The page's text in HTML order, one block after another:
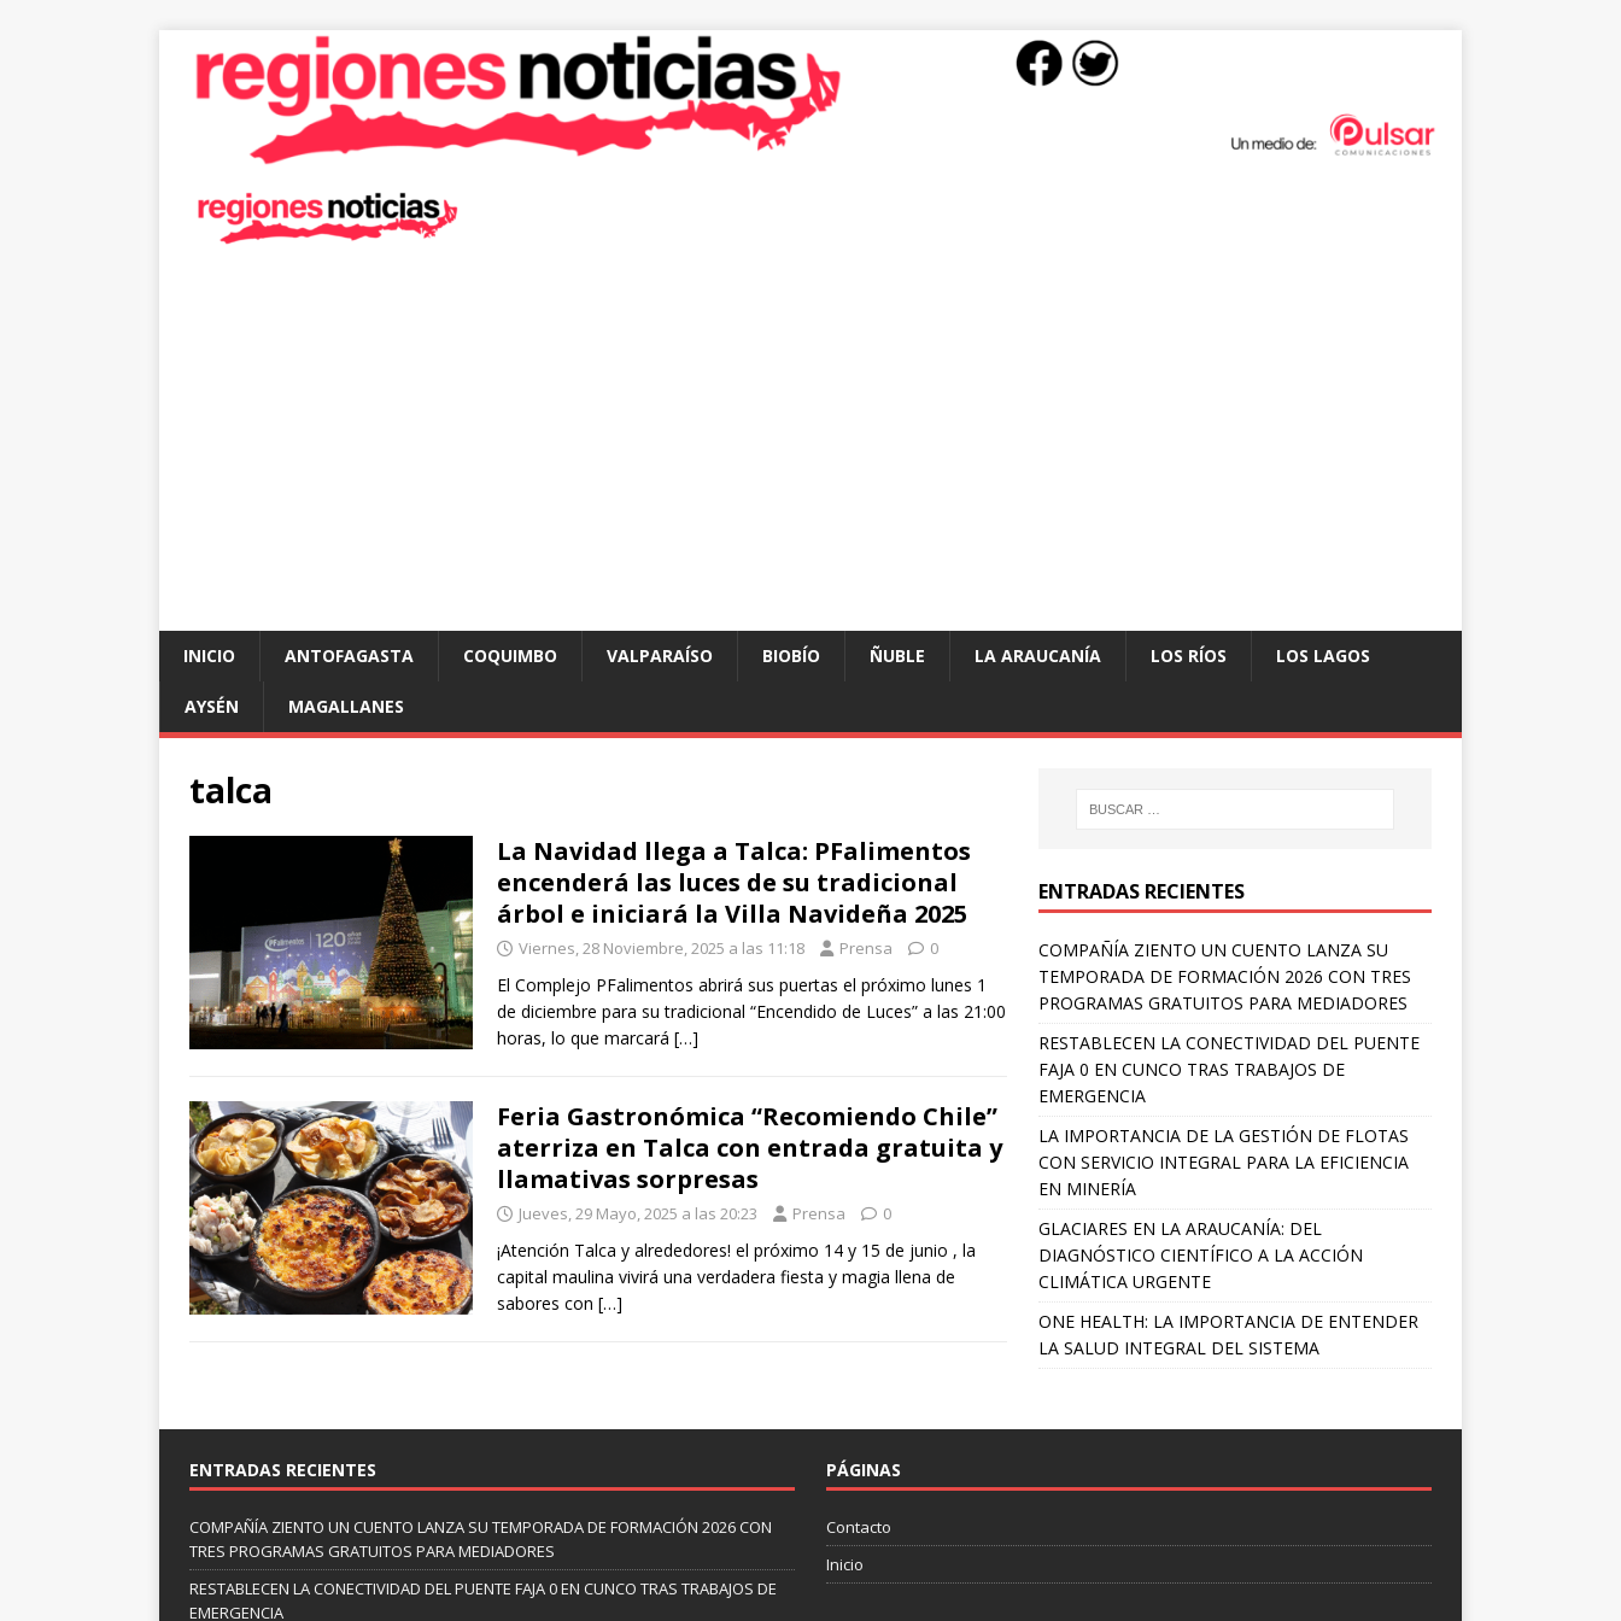
INICIO ANTOFAGASTA COQUIMBO VALPARAÍSO BIOBÍO ÑUBLE LA ARAUCANÍA LOS RÍOS LOS LAGOS
AYSÉN MAGALLANES
talca
La Navidad llega a Talca: PFalimentos
encenderá las luces de su tradicional
árbol e iniciará la Villa Navideña 2025
Viernes, 28 Noviembre, 2025 a las 11:18 Prensa 0
El Complejo PFalimentos abrirá sus puertas el próximo lunes 1
de diciembre para su tradicional “Encendido de Luces” a las 21:00
horas, lo que marcará […]
Feria Gastronómica “Recomiendo Chile”
aterriza en Talca con entrada gratuita y
llamativas sorpresas
Jueves, 29 Mayo, 2025 a las 20:23 Prensa 0
¡Atención Talca y alrededores! el próximo 14 y 15 de junio , la
capital maulina vivirá una verdadera fiesta y magia llena de
sabores con […]
ENTRADAS RECIENTES
COMPAÑÍA ZIENTO UN CUENTO LANZA SU
TEMPORADA DE FORMACIÓN 2026 CON TRES
PROGRAMAS GRATUITOS PARA MEDIADORES
RESTABLECEN LA CONECTIVIDAD DEL PUENTE
FAJA 0 EN CUNCO TRAS TRABAJOS DE
EMERGENCIA
LA IMPORTANCIA DE LA GESTIÓN DE FLOTAS
CON SERVICIO INTEGRAL PARA LA EFICIENCIA
EN MINERÍA
GLACIARES EN LA ARAUCANÍA: DEL
DIAGNÓSTICO CIENTÍFICO A LA ACCIÓN
CLIMÁTICA URGENTE
ONE HEALTH: LA IMPORTANCIA DE ENTENDER
LA SALUD INTEGRAL DEL SISTEMA
ENTRADAS RECIENTES
COMPAÑÍA ZIENTO UN CUENTO LANZA SU TEMPORADA DE FORMACIÓN 2026 CON
TRES PROGRAMAS GRATUITOS PARA MEDIADORES
RESTABLECEN LA CONECTIVIDAD DEL PUENTE FAJA 0 EN CUNCO TRAS TRABAJOS DE
EMERGENCIA
PÁGINAS
Contacto
Inicio